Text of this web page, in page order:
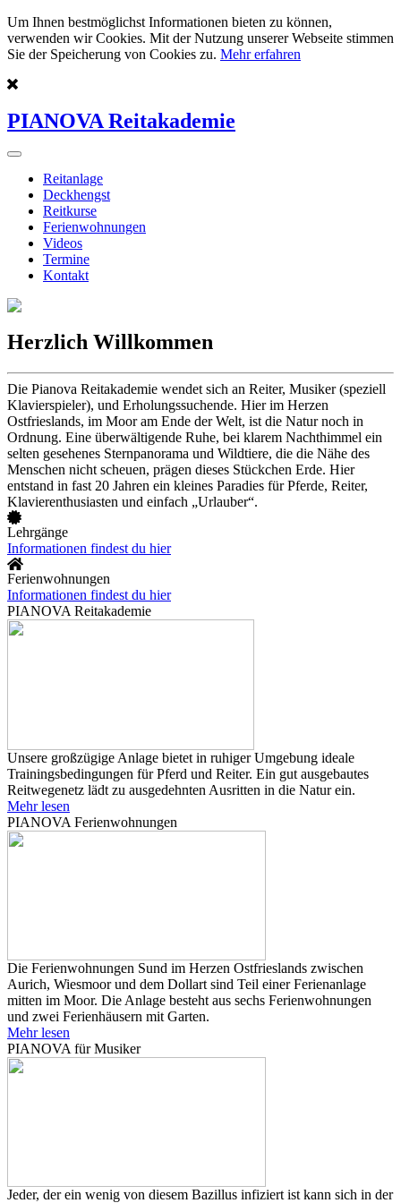
Um Ihnen bestmöglichst Informationen bieten zu können,
verwenden wir Cookies. Mit der Nutzung unserer Webseite stimmen
Sie der Speicherung von Cookies zu. Mehr erfahren
PIANOVA Reitakademie
Reitanlage
Deckhengst
Reitkurse
Ferienwohnungen
Videos
Termine
Kontakt
Herzlich Willkommen
Die Pianova Reitakademie wendet sich an Reiter, Musiker (speziell
Klavierspieler), und Erholungssuchende. Hier im Herzen
Ostfrieslands, im Moor am Ende der Welt, ist die Natur noch in
Ordnung. Eine überwältigende Ruhe, bei klarem Nachthimmel ein
selten gesehenes Sternpanorama und Wildtiere, die die Nähe des
Menschen nicht scheuen, prägen dieses Stückchen Erde. Hier
entstand in fast 20 Jahren ein kleines Paradies für Pferde, Reiter,
Klavierenthusiasten und einfach „Urlauber“.
Lehrgänge
Informationen findest du hier
Ferienwohnungen
Informationen findest du hier
PIANOVA Reitakademie
Unsere großzügige Anlage bietet in ruhiger Umgebung ideale
Trainingsbedingungen für Pferd und Reiter. Ein gut ausgebautes
Reitwegenetz lädt zu ausgedehnten Ausritten in die Natur ein.
Mehr lesen
PIANOVA Ferienwohnungen
Die Ferienwohnungen Sund im Herzen Ostfrieslands zwischen
Aurich, Wiesmoor und dem Dollart sind Teil einer Ferienanlage
mitten im Moor. Die Anlage besteht aus sechs Ferienwohnungen
und zwei Ferienhäusern mit Garten.
Mehr lesen
PIANOVA für Musiker
Jeder, der ein wenig von diesem Bazillus infiziert ist kann sich in der